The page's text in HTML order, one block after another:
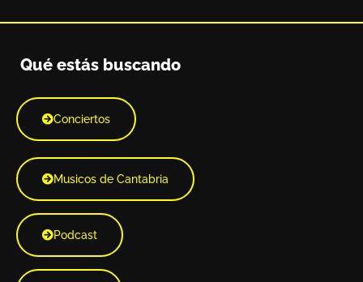
Qué estás buscando
Conciertos
Musicos de Cantabria
Podcast